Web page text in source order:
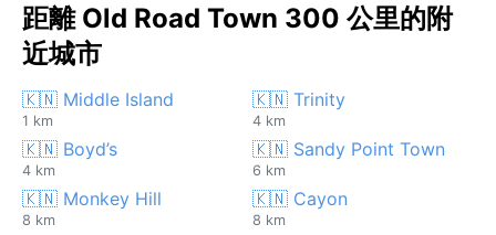
距離 Old Road Town 300 公里的附
近城市
🇰🇳 Middle Island
1 km
🇰🇳 Trinity
4 km
🇰🇳 Boyd’s
4 km
🇰🇳 Sandy Point Town
6 km
🇰🇳 Monkey Hill
8 km
🇰🇳 Cayon
8 km